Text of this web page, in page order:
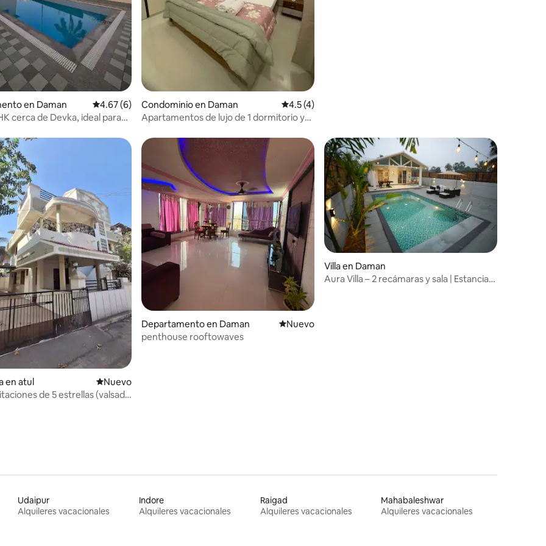
de 5; 12 evaluaciones
en Daman Calificación promedio: 4.67 de 5; 6 evaluaciones
4.67 (6)
cerca de Devka, ideal para
Condominio en Daman Calificación promedio: 4.5 de 5; 4 evaluaciones
4.5 (4)
Apartamentos de lujo de 1 dormitorio y
4.75 de 5; 4 evaluaciones
en atul Nuevo alojamiento
Nuevo
de 5 estrellas (valsad,
Departamento en Daman Nuevo alojamiento
Nuevo
penthouse rooftowaves
Villa en Daman
Aura Villa – 2 recámaras y sala | Estancia
Udaipur
Alquileres vacacionales
Indore
Alquileres vacacionales
Raigad
Alquileres vacacionales
Mahabaleshwar
Alquileres vacacionales